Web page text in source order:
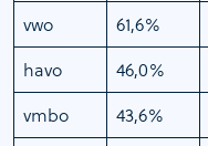
vwo
61,6%
havo
46,0%
vmbo
43,6%